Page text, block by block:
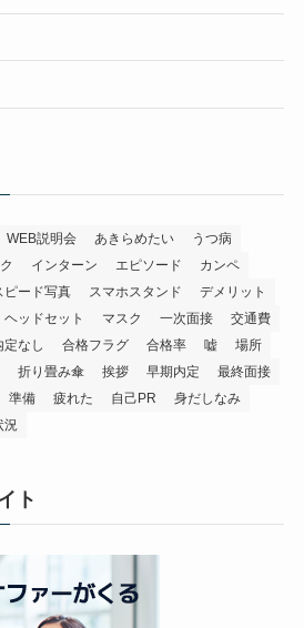
WEB説明会 あきらめたい
うつ病
インターン エピソード
カンペ
ピード写真 スマホスタンド
デメリット
ヘッドセット マスク 一次面接
交通費
定なし 合格フラグ 合格率 嘘
場所
折り畳み傘 挨拶 早期内定
最終面接
準備 疲れた 自己PR
身だしなみ
況
ト